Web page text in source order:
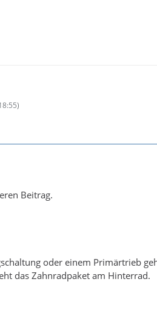
)
Beitrag.
oder einem Primärtrieb
das Zahnradpaket am Hinterrad.